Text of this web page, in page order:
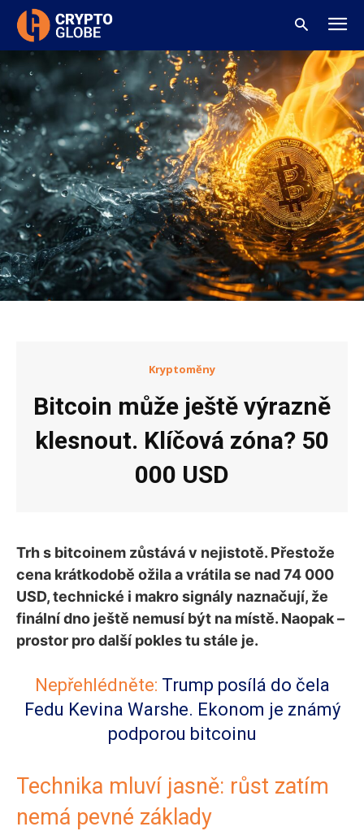
Kryptoměny
Bitcoin může ještě výrazně
klesnout. Klíčová zóna? 50
000 USD
Trh s bitcoinem zůstává v nejistotě. Přestože
cena krátkodobě ožila a vrátila se nad 74 000
USD, technické i makro signály naznačují, že
finální dno ještě nemusí být na místě. Naopak –
prostor pro další pokles tu stále je.
Nepřehlédněte: Trump posílá do čela
Fedu Kevina Warshe. Ekonom je známý
podporou bitcoinu
Technika mluví jasně: růst zatím
nemá pevné základy